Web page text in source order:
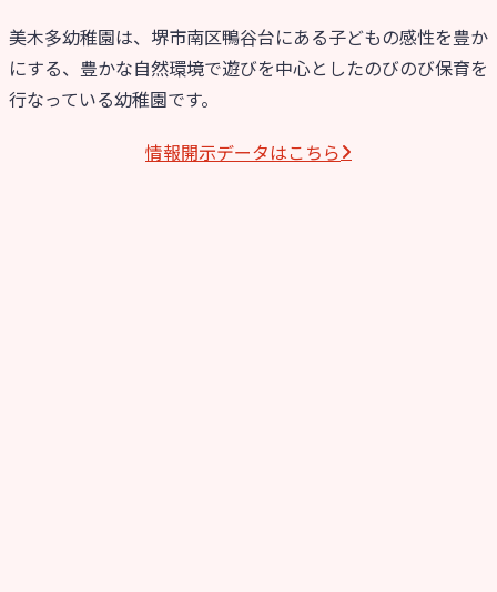
美木多幼稚園は、堺市南区鴨谷台にある子どもの感性を豊か
にする、豊かな自然環境で遊びを中心としたのびのび保育を
行なっている幼稚園です。
情報開⽰データはこちら